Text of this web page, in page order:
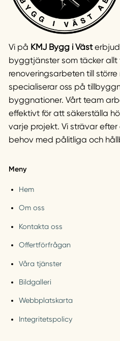
Vi på KMJ Bygg i Väst
byggtjänster som täcker allt
renoveringsarbeten till
specialiserar oss på
byggnationer. Vårt team
effektivt för att säkerställa
varje projekt. Vi strävar
behov med pålitliga och
Meny
Hem
Om oss
Kontakta oss
Offertförfrågan
Våra tjänster
Bildgalleri
Webbplatskarta
Integritetspolicy